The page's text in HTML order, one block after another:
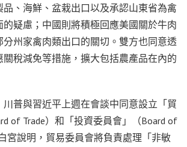
、海鮮、盆栽出口以及承認山東省為禽
疑慮；中國則將積極回應美國關於牛肉
州家禽肉類出口的關切。雙方也同意透
稅減免等措施，擴大包括農產品在內的
普與習近平上週在會談中同意設立「貿
of Trade）和「投資委員會」（Board of
宮說明，貿易委員會將負責處理「非敏